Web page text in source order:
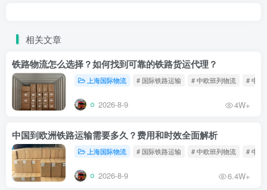
相关文章
铁路物流怎么选择？如何找到可靠的铁路货运代理？
上海国际物流 # 国际铁路运输 # 中欧班列物流 # 中欧
2026-8-9 4W+
中国到欧洲铁路运输需要多久？费用和时效全面解析
上海国际物流 # 国际铁路运输 # 中欧班列物流 # 中欧
2026-8-9 6.4W+